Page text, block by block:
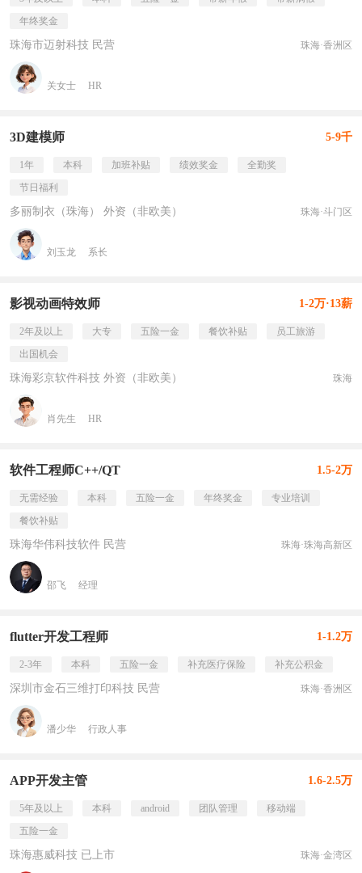
年终奖金
珠海市迈射科技 民营 珠海·香洲区
关女士 HR
3D建模师 5-9千
1年 本科 加班补贴 绩效奖金
全勤奖
节日福利
多丽制衣（珠海） 外资（非欧美） 珠海·斗门区
刘玉龙 系长
影视动画特效师 1-2万·13薪
2年及以上 大专 五险一金 餐饮补贴
员工旅游
出国机会
珠海彩京软件科技 外资（非欧美） 珠海
肖先生 HR
软件工程师C++/QT 1.5-2万
无需经验 本科 五险一金 年终奖金
专业培训
餐饮补贴
珠海华伟科技软件 民营 珠海·珠海高新区
邵飞 经理
flutter开发工程师 1-1.2万
2-3年 本科 五险一金 补充医疗保险 补充公积金
深圳市金石三维打印科技 民营 珠海·香洲区
潘少华 行政人事
APP开发主管 1.6-2.5万
5年及以上 本科 android 团队管理
移动端
五险一金
珠海惠威科技 已上市 珠海·金湾区